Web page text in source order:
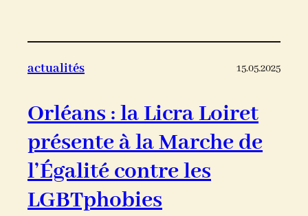
actualités 15.05.2025
Orléans : la Licra Loiret
présente à la Marche de
l’Égalité contre les
LGBTphobies